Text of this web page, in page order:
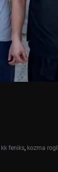
kk feniks, kozma